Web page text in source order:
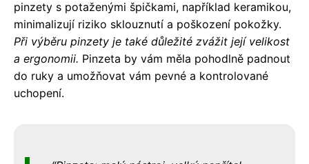
pinzety s potaženými špičkami, například keramikou,
minimalizují riziko sklouznutí a poškození pokožky.
Při výběru pinzety je také důležité zvážit její velikost
a ergonomii. Pinzeta by vám měla pohodlně padnout
do ruky a umožňovat vám pevné a kontrolované
uchopení.